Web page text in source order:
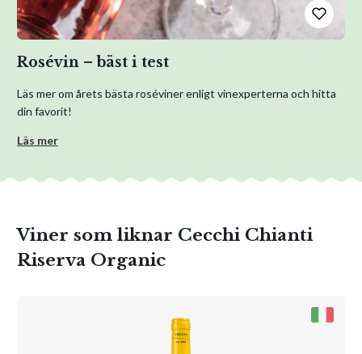
Rosévin – bäst i test
Läs mer om årets bästa roséviner enligt vinexperterna och hitta
din favorit!
Läs mer
Viner som liknar Cecchi Chianti
Riserva Organic